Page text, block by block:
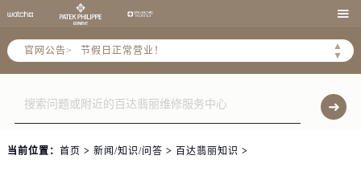

官网公告>
▲
▼
2026年6月北京市官方售后客户服务热线：
2026年6月售后服务中心最新网点地址：
北京市东城区东长安街1号东方广场写字楼W3座6层602室（需提前预约）
北京市朝阳区建国门外大街甲6号华熙国际中心D座11层1102室售后服务中心（需提前预约）
节假日正常营业！
当前位置： 首页 > 新闻/知识/问答 > 百达翡丽知识 >